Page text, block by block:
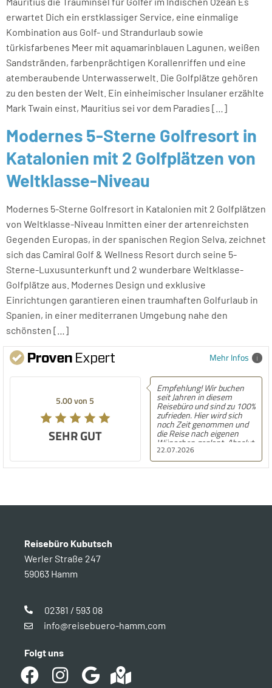
erwartet Dich ein erstklassiger Service, eine einmalige
Kombination aus Golf- und Strandurlaub sowie
türkisfarbenes Meer mit aquamarinblauen Lagunen, weißen
Sandstränden, farbenprächtigen Korallenriffen und eine
atemberaubende Unterwasserwelt. Die Golfplätze gehören
zu den besten der Welt. Ein einheimischer Insulaner erzählte
Mark Twain einst, Mauritius sei vor dem Paradies […]
Modernes 5-Sterne Golfresort in
Katalonien mit 2 Golfplätzen von
Weltklasse-Niveau
Modernes 5-Sterne Golfresort in Katalonien mit 2 Golfplätzen
von Weltklasse-Niveau Inmitten einer der artenreichsten
Gegenden Europas, in der spanischen Region Selva, zeichnet
sich das Camiral Golf & Wellness Resort durch seine 5-
Sterne-Luxusunterkunft und 2 wunderbare Weltklasse-
Golfplätze aus. Modernes Design und exklusive
Einrichtungen garantieren einen traumhaften Golfurlaub in
Spanien, in einer mediterranen Umgebung nahe den
schönsten […]
Mehr Infos
5.00 von 5
SEHR GUT
22.07.2026
Empfehlung! Wir buchen
seit Jahren in diesem
Reisebüro und sind zu 100%
zufrieden. Hier wird sich
noch Zeit genommen und
die Reise nach eigenen
Wünschen geplant. Absolut
empfehlenswert!
Reisebüro Kubutsch
Werler Straße 247
59063 Hamm
02381 / 593 08
info@reisebuero-hamm.com
Folgt uns